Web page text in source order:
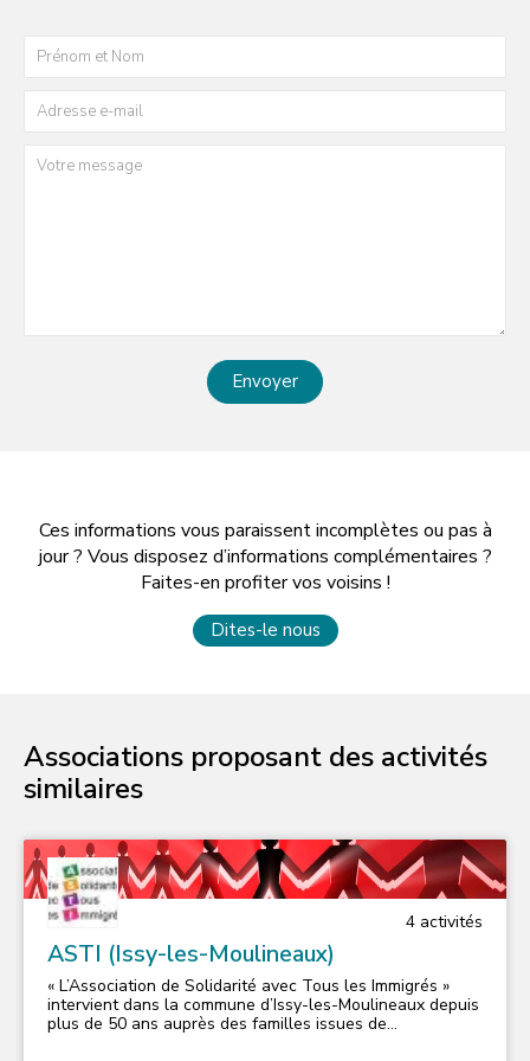
Envoyer
Ces informations vous paraissent incomplètes ou pas à
jour ? Vous disposez d’informations complémentaires ?
Faites-en profiter vos voisins !
Dites-le nous
Associations proposant des activités
similaires
4 activités
ASTI (Issy-les-Moulineaux)
« L’Association de Solidarité avec Tous les Immigrés »
intervient dans la commune d’Issy-les-Moulineaux depuis
plus de 50 ans auprès des familles issues de